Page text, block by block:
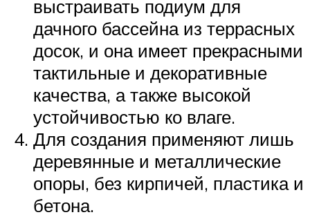
выстраивать подиум для
дачного бассейна из террасных
досок, и она имеет прекрасными
тактильные и декоративные
качества, а также высокой
устойчивостью ко влаге.
Для создания применяют лишь
деревянные и металлические
опоры, без кирпичей, пластика и
бетона.